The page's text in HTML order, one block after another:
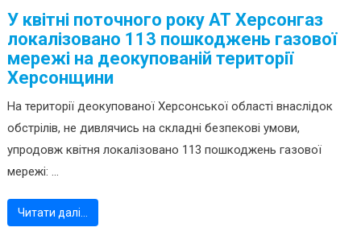
У квітні поточного року АТ Херсонгаз
локалізовано 113 пошкоджень газової
мережі на деокупованій території
Херсонщини
На території деокупованої Херсонської області внаслідок
обстрілів, не дивлячись на складні безпекові умови,
упродовж квітня локалізовано 113 пошкоджень газової
мережі: ...
Читати далі…